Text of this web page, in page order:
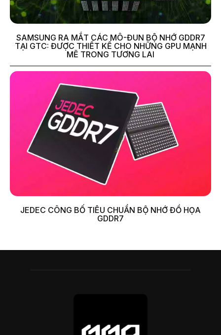
SAMSUNG RA MẮT CÁC MÔ-ĐUN BỘ NHỚ GDDR7
TẠI GTC: ĐƯỢC THIẾT KẾ CHO NHỮNG GPU MẠNH
MẼ TRONG TƯƠNG LAI
JEDEC CÔNG BỐ TIÊU CHUẨN BỘ NHỚ ĐỒ HỌA
GDDR7